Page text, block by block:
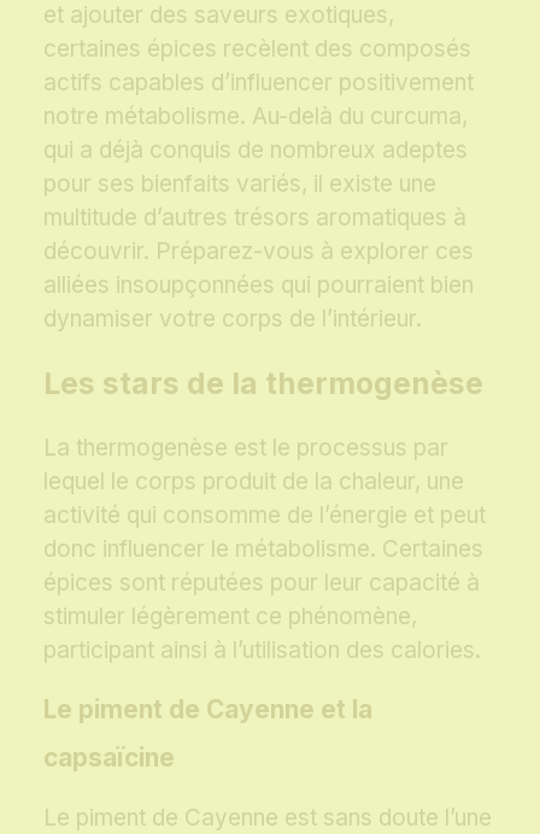
et ajouter des saveurs exotiques,
certaines épices recèlent des composés
actifs capables d’influencer positivement
notre métabolisme. Au-delà du curcuma,
qui a déjà conquis de nombreux adeptes
pour ses bienfaits variés, il existe une
multitude d’autres trésors aromatiques à
découvrir. Préparez-vous à explorer ces
alliées insoupçonnées qui pourraient bien
dynamiser votre corps de l’intérieur.
Les stars de la thermogenèse
La thermogenèse est le processus par
lequel le corps produit de la chaleur, une
activité qui consomme de l’énergie et peut
donc influencer le métabolisme. Certaines
épices sont réputées pour leur capacité à
stimuler légèrement ce phénomène,
participant ainsi à l’utilisation des calories.
Le piment de Cayenne et la
capsaïcine
Le piment de Cayenne est sans doute l’une